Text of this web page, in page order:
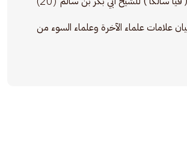
علامات علماء الآخرة وعلماء السوء من